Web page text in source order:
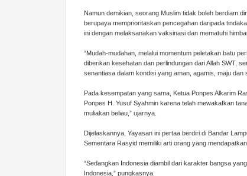
Namun demikian, seorang Muslim tidak boleh berdiam
berupaya memprioritaskan pencegahan daripada
ini dengan melaksanakan vaksinasi dan mematuhi
“Mudah-mudahan, melalui momentum peletakan batu
diberikan kesehatan dan perlindungan dari Allah SWT,
senantiasa dalam kondisi yang aman, agamis, maju dan
Pada kesempatan yang sama, Ketua Ponpes Alkarim
Ponpes H. Yusuf Syahmin karena telah mewakafkan
muliakan beliau,” ujarnya.
Dijelaskannya, Yayasan ini pertaa berdiri di Bandar
Sementara Rasyid memiliki arti orang yang
“Sedangkan Indonesia diambil dari karakter bangsa
Indonesia,” pungkasnya.